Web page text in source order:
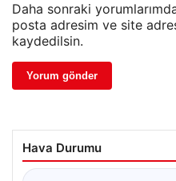
Daha sonraki
posta adresim ve site
kaydedilsin.
Hava Durumu